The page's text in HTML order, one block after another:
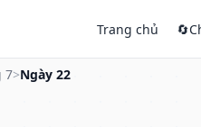
Trang chủ 🔄
7>Ngày 22